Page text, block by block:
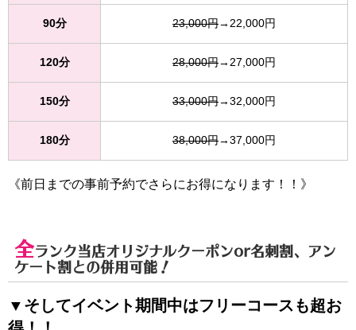
90分 23,000円→22,000円
120分 28,000円→27,000円
150分 33,000円→32,000円
180分 38,000円→37,000円
《前日までの事前予約でさらにお得になります！！》
全ランク当店オリジナルクーポンor名刺割、アン
ケート割との併用可能！
▼そしてイベント期間中はフリーコースも超お